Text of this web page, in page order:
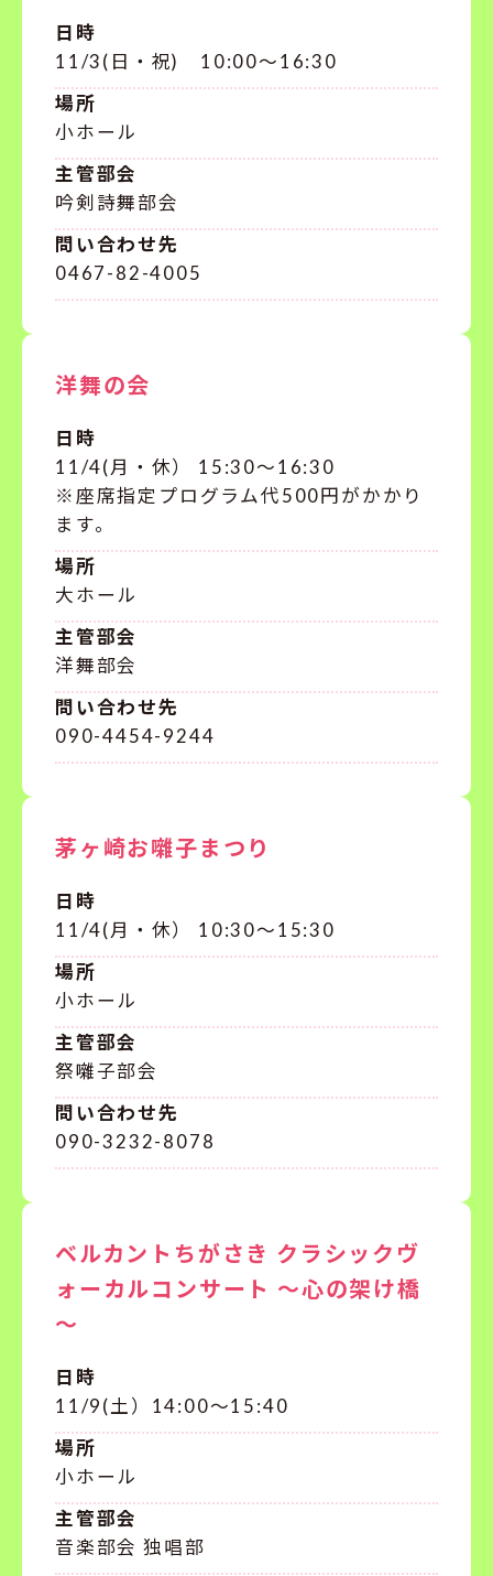
日時
11/3(日・祝) 10:00～16:30
場所
小ホール
主管部会
吟剣詩舞部会
問い合わせ先
0467-82-4005
洋舞の会
日時
11/4(月・休） 15:30～16:30
※座席指定プログラム代500円がかかり
ます。
場所
大ホール
主管部会
洋舞部会
問い合わせ先
090-4454-9244
茅ヶ崎お囃子まつり
日時
11/4(月・休） 10:30～15:30
場所
小ホール
主管部会
祭囃子部会
問い合わせ先
090-3232-8078
ベルカントちがさき クラシックヴ
ォーカルコンサート ～心の架け橋
～
日時
11/9(土）14:00～15:40
場所
小ホール
主管部会
音楽部会 独唱部